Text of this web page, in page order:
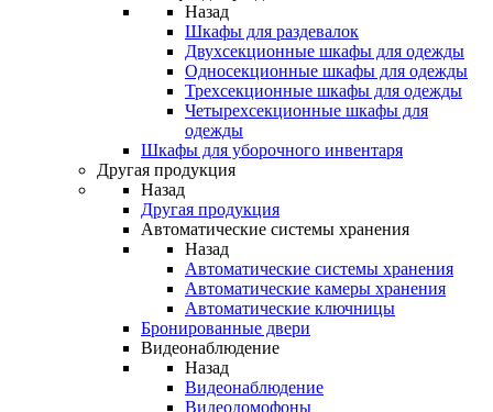
Назад
Шкафы для раздевалок
Двухсекционные шкафы для одежды
Односекционные шкафы для одежды
Трехсекционные шкафы для одежды
Четырехсекционные шкафы для
одежды
Шкафы для уборочного инвентаря
Другая продукция
Назад
Другая продукция
Автоматические системы хранения
Назад
Автоматические системы хранения
Автоматические камеры хранения
Автоматические ключницы
Бронированные двери
Видеонаблюдение
Назад
Видеонаблюдение
Видеодомофоны